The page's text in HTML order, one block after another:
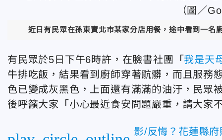
近日有民眾在孫東寶北市某家分店用餐，途中看到一
有民眾於5日下午6時許，在臉書社團「 我是天
牛排吃飯，結果看到廚師穿著骯髒，而且服務
色已變成灰黑色，上面還有滿滿的油汙，民眾
後呼籲大家「小心最近食安問題嚴重，請大家
影/反悔？花蓮縣